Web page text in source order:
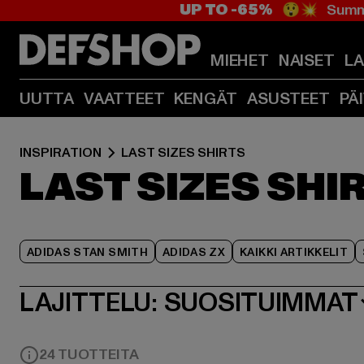
UP TO -65% 😲💥
MIEHET NAISET
UUTTA VAATTEET KENGÄT ASUSTEET
INSPIRATION LAST SIZES SHIRTS
LAST SIZES
ADIDAS STAN SMITH ADIDAS ZX KAIKKI ARTIKKELIT
LAJITTELU: SUOSITUIMMAT
24 TUOTTEITA